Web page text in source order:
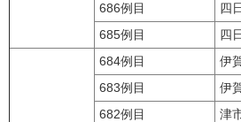
686例目
四
685例目
四
684例目 伊
683例目
伊
682例目
津